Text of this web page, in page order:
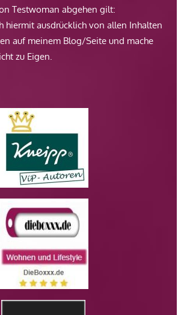
Testwoman abgehen gilt:
hiermit ausdrücklich von allen Inhalten
auf meinem Blog/Seite und mache
zu Eigen.